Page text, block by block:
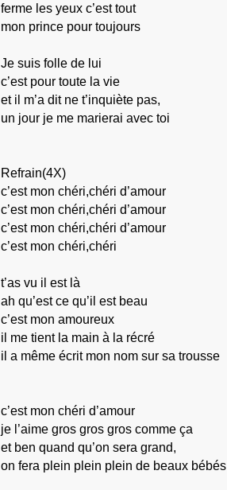
ferme les yeux c’est tout
mon prince pour toujours
Je suis folle de lui
c’est pour toute la vie
et il m’a dit ne t’inquiète pas,
un jour je me marierai avec toi
Refrain(4X)
c’est mon chéri,chéri d’amour
c’est mon chéri,chéri d’amour
c’est mon chéri,chéri d’amour
c’est mon chéri,chéri
t’as vu il est là
ah qu’est ce qu’il est beau
c’est mon amoureux
il me tient la main à la récré
il a même écrit mon nom sur sa trousse
c’est mon chéri d’amour
je l’aime gros gros gros comme ça
et ben quand qu’on sera grand,
on fera plein plein plein de beaux bébés